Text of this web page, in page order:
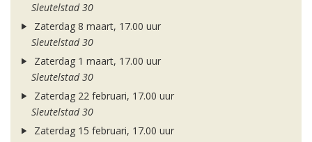
Sleutelstad 30
Zaterdag 8 maart, 17.00 uur
Sleutelstad 30
Zaterdag 1 maart, 17.00 uur
Sleutelstad 30
Zaterdag 22 februari, 17.00 uur
Sleutelstad 30
Zaterdag 15 februari, 17.00 uur